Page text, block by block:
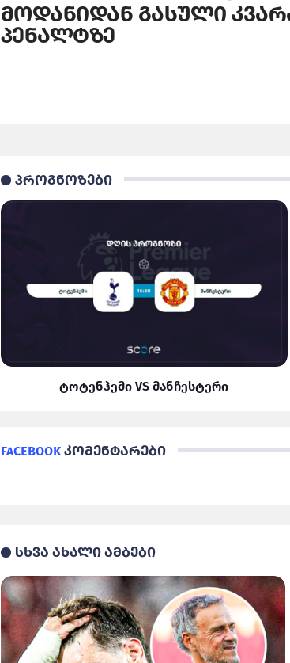
მოდანიდან გასული
პენალტზე
პროგნოზები
ტოტენჰემი VS მანჩესტერი
Facebookკომენტარები
სხვა ახალი ამბები